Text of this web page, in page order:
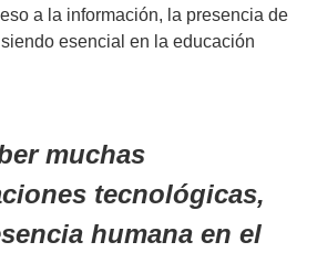
a la información, la presencia de
esencial en la educación
muchas
tecnológicas,
humana en el